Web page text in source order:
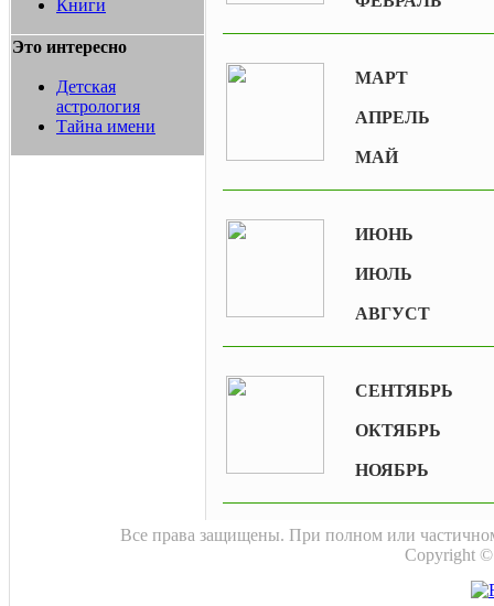
Книги
Это интересно
Детская
астрология
Тайна имени
МАРТ
АПРЕЛЬ
МАЙ
ИЮНЬ
ИЮЛЬ
АВГУСТ
СЕНТЯБРЬ
ОКТЯБРЬ
НОЯБРЬ
Все права защищены. При полном или
Copyright